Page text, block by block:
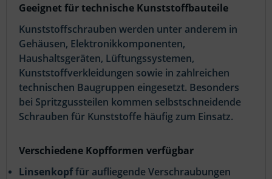
Geeignet für technische Kunststoffbauteile
Kunststoffschrauben werden unter anderem in
Gehäusen, Elektronikkomponenten,
Haushaltsgeräten, Lüftungssystemen,
Kunststoffverkleidungen sowie in zahlreichen
technischen Baugruppen eingesetzt. Besonders
bei Spritzgussteilen kommen selbstschneidende
Schrauben für Kunststoffe häufig zum Einsatz.
Verschiedene Kopfformen verfügbar
Linsenkopffür aufliegende Verschraubungen